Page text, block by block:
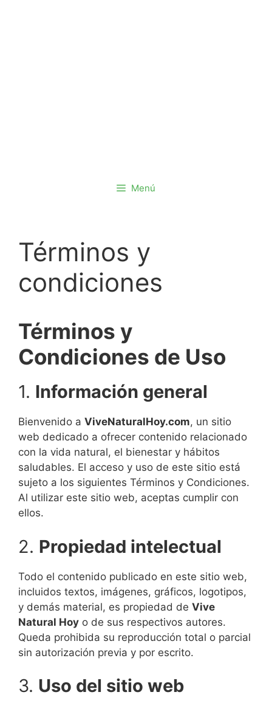
Menú
Términos y
condiciones
Términos y
Condiciones de Uso
1. Información general
Bienvenido a ViveNaturalHoy.com, un sitio
web dedicado a ofrecer contenido relacionado
con la vida natural, el bienestar y hábitos
saludables. El acceso y uso de este sitio está
sujeto a los siguientes Términos y Condiciones.
Al utilizar este sitio web, aceptas cumplir con
ellos.
2. Propiedad intelectual
Todo el contenido publicado en este sitio web,
incluidos textos, imágenes, gráficos, logotipos,
y demás material, es propiedad de Vive
Natural Hoy o de sus respectivos autores.
Queda prohibida su reproducción total o parcial
sin autorización previa y por escrito.
3. Uso del sitio web